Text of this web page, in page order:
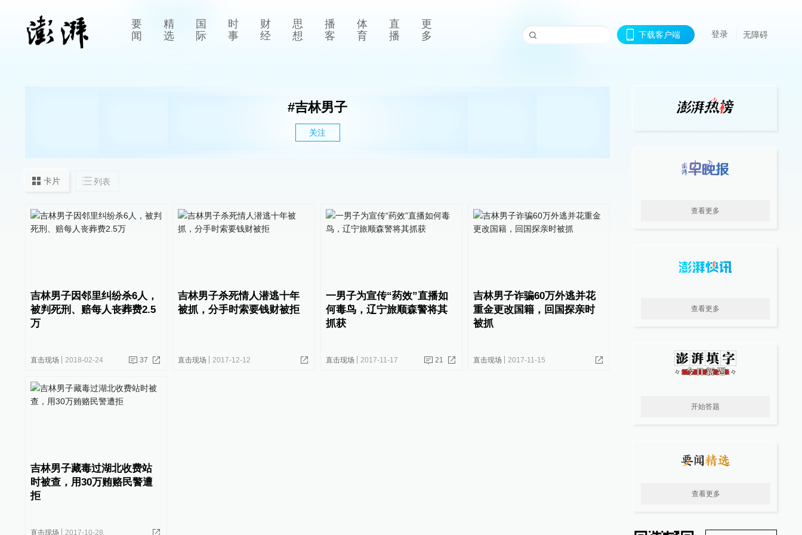
要
闻
精
选
国
际
时
事
财
经
思
想
播
客
体
育
直
播
更
多
下载客户端 登录 无障碍
#吉林男子
关注
卡片 列表
吉林男子因邻里纠纷杀6人，
被判死刑、赔每人丧葬费2.5
万
直击现场 2018-02-24 37
吉林男子杀死情人潜逃十年
被抓，分手时索要钱财被拒
直击现场 2017-12-12
一男子为宣传“药效”直播如
何毒鸟，辽宁旅顺森警将其
抓获
直击现场 2017-11-17 21
吉林男子诈骗60万外逃并花
重金更改国籍，回国探亲时
被抓
直击现场 2017-11-15
吉林男子藏毒过湖北收费站
时被查，用30万贿赂民警遭
拒
直击现场 2017-10-28
查看更多
查看更多
开始答题
查看更多